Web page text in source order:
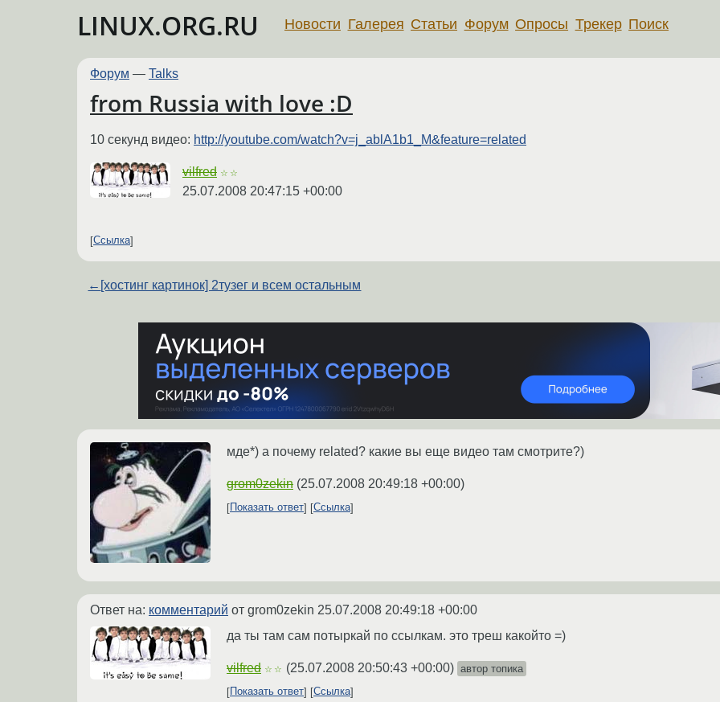
LINUX.ORG.RU Новости Галерея Статьи Форум Опросы Трекер Поиск
Форум — Talks
from Russia with love :D
10 секунд видео: http://youtube.com/watch?v=j_ablA1b1_M&feature=related
vilfred ☆☆
25.07.2008 20:47:15 +00:00
Ссылка
← [хостинг картинок] 2тузег и всем остальным
мде*) а почему related? какие вы еще видео там смотрите?)
grom0zekin (25.07.2008 20:49:18 +00:00)
Показать ответ Ссылка
Ответ на: комментарий от grom0zekin 25.07.2008 20:49:18 +00:00
да ты там сам потыркай по ссылкам. это треш какойто =)
vilfred ☆☆ (25.07.2008 20:50:43 +00:00) автор топика
Показать ответ
Ссылка